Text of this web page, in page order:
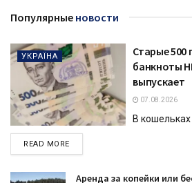
Популярные новости
УКРАЇНА
Старые 500
банкноты
выпускает
07.08.2026
В кошельках
READ MOREDETAILS
Аренда за копейки или